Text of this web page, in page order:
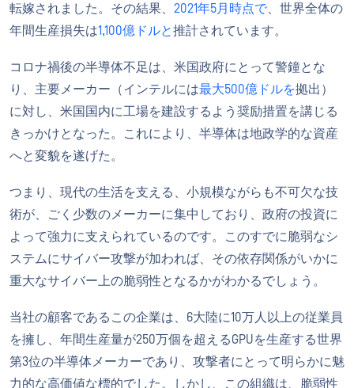
転嫁されました。その結果、 2021年5月時点で、世界全体の
年間生産損失は1,100億ドルと推計されています。
コロナ禍後の半導体不足は、米国政府にとって警鐘とな
り、主要メーカー（インテルには最大500億ドルを拠出）
に対し、米国国内に工場を建設するよう奨励措置を講じる
きっかけとなった。これにより、半導体は地政学的な資産
へと変貌を遂げた。
つまり、現代の生活を支える、小規模ながらも不可欠な技
術が、ごく少数のメーカーに集中しており、政府の投資に
よって強力に支えられているのです。このすでに脆弱なシ
ステムにサイバー攻撃が加われば、その依存関係がいかに
重大なサイバー上の脆弱性となるかがわかるでしょう。
当社の顧客であるこの企業は、6大陸に10万人以上の従業員
を擁し、年間生産量が250万個を超えるGPUを生産する世界
第3位の半導体メーカーであり、攻撃者にとって明らかに魅
力的な高価値な標的でした。しかし、この組織は、脆弱性